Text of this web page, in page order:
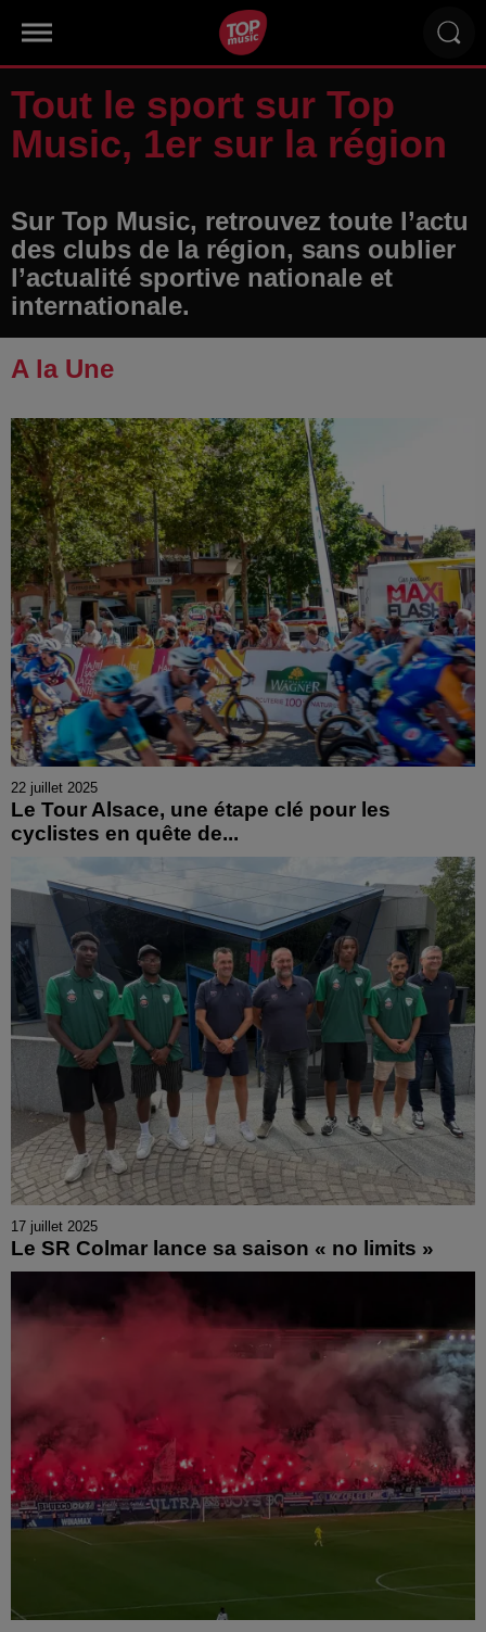
Tout le sport sur Top
Music, 1er sur la région
Sur Top Music, retrouvez toute l’actu
des clubs de la région, sans oublier
l’actualité sportive nationale et
internationale.
A la Une
22 juillet 2025
Le Tour Alsace, une étape clé pour les
cyclistes en quête de...
17 juillet 2025
Le SR Colmar lance sa saison « no limits »